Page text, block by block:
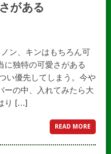
がある
ン、キンはもちろん可
に独特の可愛さがある
い優先してしまう。今や
ーの中、入れてみたら大
り […]
READ MORE